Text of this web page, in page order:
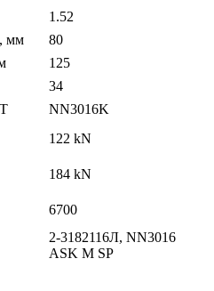
1.52
мм
80
125
34
NN3016K
122 kN
184 kN
6700
2-3182116Л, NN3016
ASK M SP